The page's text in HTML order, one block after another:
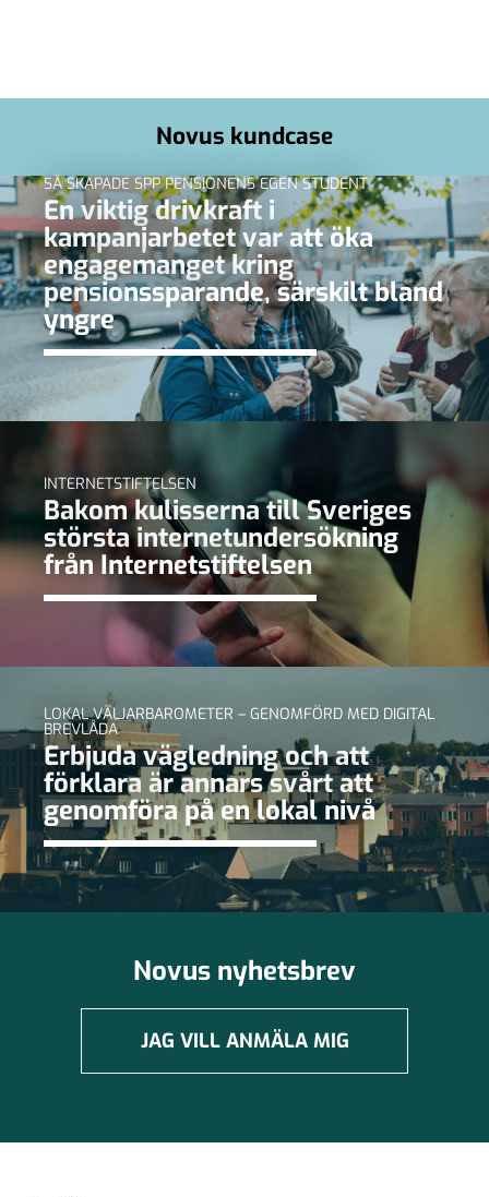
Novus kundcase
SÅ SKAPADE SPP PENSIONENS EGEN STUDENT
En viktig drivkraft i
kampanjarbetet var att öka
engagemanget kring
pensionssparande, särskilt bland
yngre
INTERNETSTIFTELSEN
Bakom kulisserna till Sveriges
största internetundersökning
från Internetstiftelsen
LOKAL VÄLJARBAROMETER – GENOMFÖRD MED DIGITAL
BREVLÅDA
Erbjuda vägledning och att
förklara är annars svårt att
genomföra på en lokal nivå
Novus nyhetsbrev
JAG VILL ANMÄLA MIG